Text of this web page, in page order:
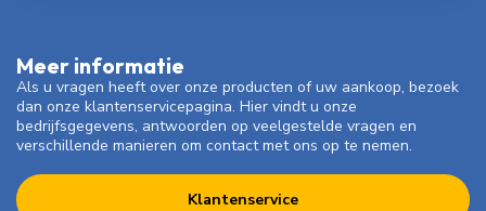
Meer informatie
Als u vragen heeft over onze producten of uw aankoop, bezoek
dan onze klantenservicepagina. Hier vindt u onze
bedrijfsgegevens, antwoorden op veelgestelde vragen en
verschillende manieren om contact met ons op te nemen.
Klantenservice